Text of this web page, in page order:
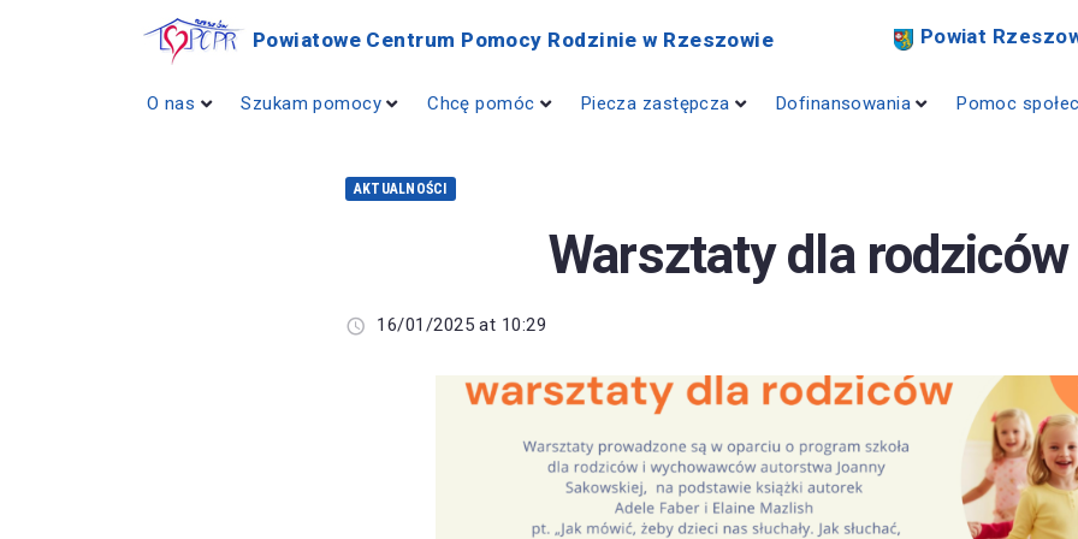
Powiatowe Centrum Pomocy Rodzinie w Rzeszowie Powiat
O nas Szukam pomocy Chcę pomóc Piecza zastępcza Dofinansowania Pomoc
AKTUALNOŚCI
Warsztaty dla rodziców
16/01/2025 at 10:29